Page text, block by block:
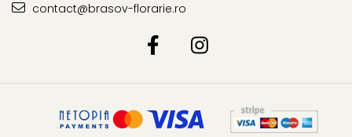
contact@brasov-florarie.ro